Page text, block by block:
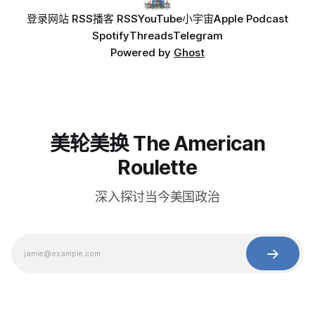
登录网站 RSS播客 RSSYouTube小宇宙Apple Podcast
SpotifyThreadsTelegram
Powered by Ghost
美轮美换 The American
Roulette
深入探讨当今美国政治